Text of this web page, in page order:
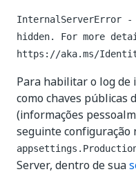
InternalServerError
hidden. For more
https://aka.ms/
Para habilitar o log de
como chaves públicas
(informações
seguinte configuração
Server, dentro de sua